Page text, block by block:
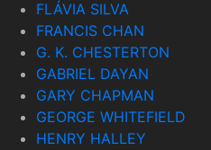
FLÁVIA SILVA
FRANCIS CHAN
G. K. CHESTERTON
GABRIEL DAYAN
GARY CHAPMAN
GEORGE WHITEFIELD
HENRY HALLEY